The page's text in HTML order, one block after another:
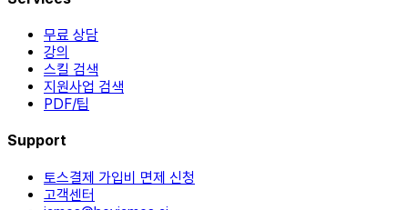
무료 상담
강의
스킬 검색
지원사업 검색
PDF/팁
Support
토스결제 가입비 면제 신청
고객센터